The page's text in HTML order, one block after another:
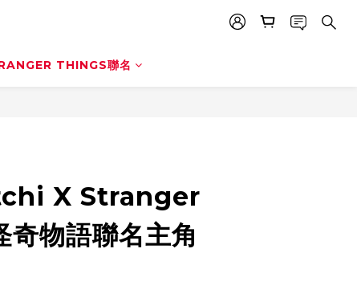
THINGS聯名
X Stranger
物語聯名主角
立即購買